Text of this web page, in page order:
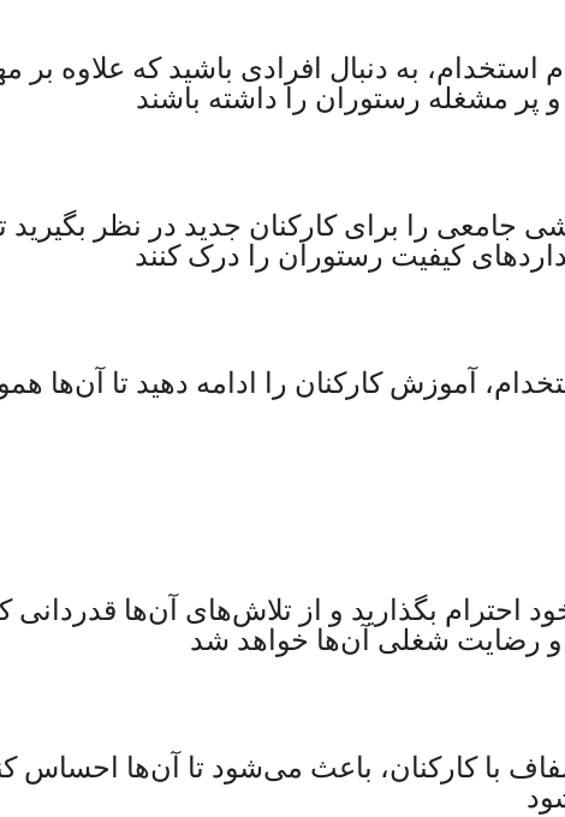
استخدام، به دنبال افرادی باشید که علاوه
پر مشغله رستوران را داشته باشند
جامعی را برای کارکنان جدید در نظر بگیرید
کیفیت رستوران را درک کنند
آموزش کارکنان را ادامه دهید تا آن‌ها
احترام بگذارید و از تلاش‌های آن‌ها
و رضایت شغلی آن‌ها خواهد شد
با کارکنان، باعث می‌شود تا آن‌ها احساس